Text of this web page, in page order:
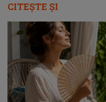
CITEȘTE ȘI